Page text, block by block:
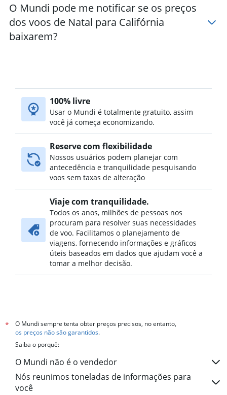
O Mundi pode me notificar se os preços
dos voos de Natal para Califórnia
baixarem?
100% livre
Usar o Mundi é totalmente gratuito, assim
você já começa economizando.
Reserve com flexibilidade
Nossos usuários podem planejar com
antecedência e tranquilidade pesquisando
voos sem taxas de alteração
Viaje com tranquilidade.
Todos os anos, milhões de pessoas nos
procuram para resolver suas necessidades
de voo. Facilitamos o planejamento de
viagens, fornecendo informações e gráficos
úteis baseados em dados que ajudam você a
tomar a melhor decisão.
*
O Mundi sempre tenta obter preços precisos, no entanto,
os preços não são garantidos.
Saiba o porquê:
O Mundi não é o vendedor
Nós reunimos toneladas de informações para
você